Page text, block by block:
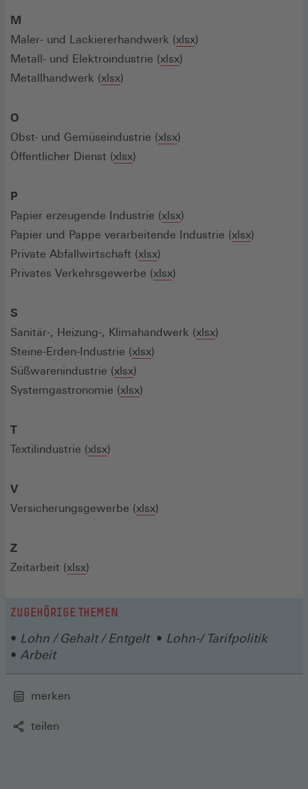
M
Maler- und Lackiererhandwerk (xlsx)
Metall- und Elektroindustrie (xlsx)
Metallhandwerk (xlsx)
O
Obst- und Gemüseindustrie (xlsx)
Öffentlicher Dienst (xlsx)
P
Papier erzeugende Industrie (xlsx)
Papier und Pappe verarbeitende Industrie (xlsx)
Private Abfallwirtschaft (xlsx)
Privates Verkehrsgewerbe (xlsx)
S
Sanitär-, Heizung-, Klimahandwerk (xlsx)
Steine-Erden-Industrie (xlsx)
Süßwarenindustrie (xlsx)
Systemgastronomie (xlsx)
T
Textilindustrie (xlsx)
V
Versicherungsgewerbe (xlsx)
Z
Zeitarbeit (xlsx)
ZUGEHÖRIGE THEMEN
Lohn / Gehalt / Entgelt
Lohn-/ Tarifpolitik
Arbeit
merken
teilen